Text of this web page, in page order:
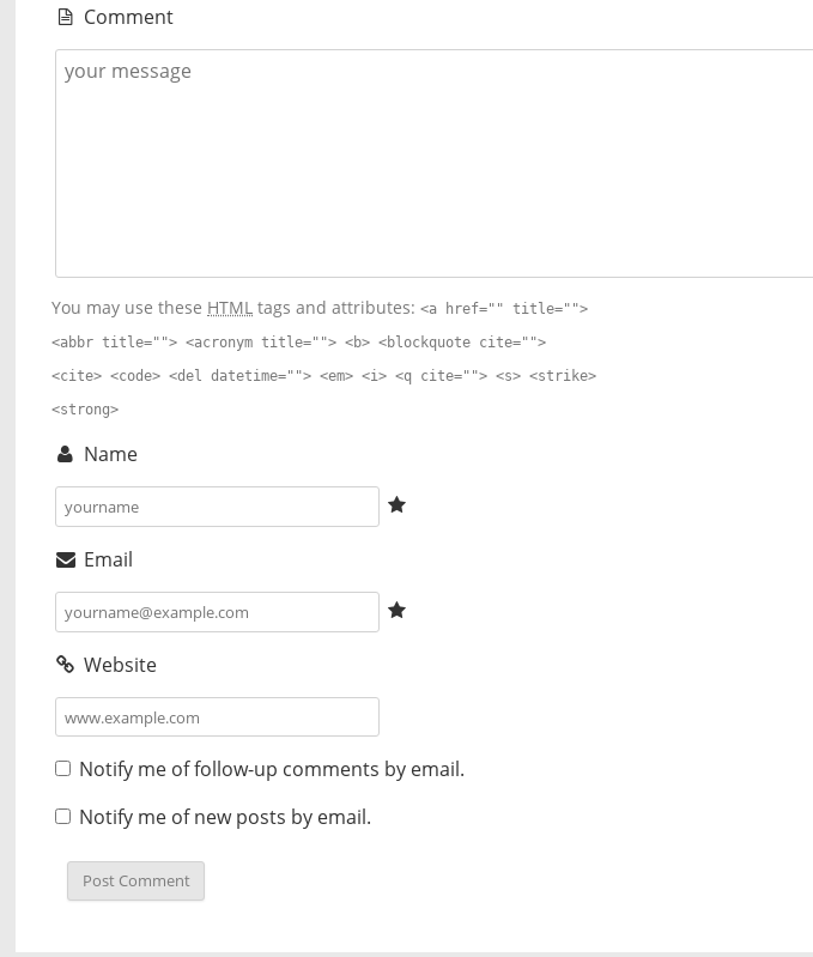
Comment
You may use these HTML tags and attributes:<a href="" title="">
<abbr title=""> <acronym title=""> <b> <blockquote cite="">
<cite> <code> <del datetime=""> <em> <i> <q cite=""> <s> <strike>
<strong>
Name
Email
Website
Notify me of follow-up comments by email.
Notify me of new posts by email.